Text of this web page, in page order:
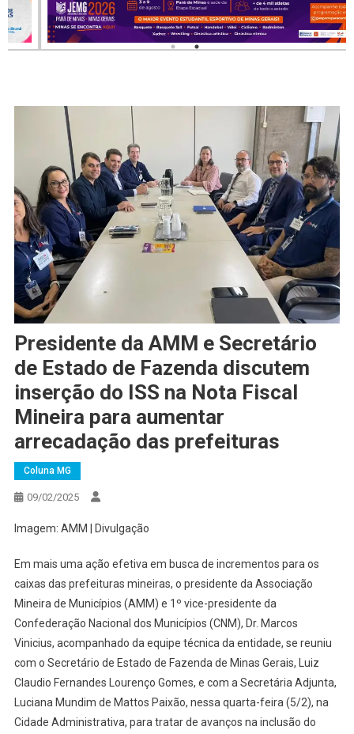
Presidente da AMM e Secretário
de Estado de Fazenda discutem
inserção do ISS na Nota Fiscal
Mineira para aumentar
arrecadação das prefeituras
Coluna MG
09/02/2025
Imagem: AMM | Divulgação
Em mais uma ação efetiva em busca de incrementos para os
caixas das prefeituras mineiras, o presidente da Associação
Mineira de Municípios (AMM) e 1º vice-presidente da
Confederação Nacional dos Municípios (CNM), Dr. Marcos
Vinicius, acompanhado da equipe técnica da entidade, se reuniu
com o Secretário de Estado de Fazenda de Minas Gerais, Luiz
Claudio Fernandes Lourenço Gomes, e com a Secretária Adjunta,
Luciana Mundim de Mattos Paixão, nessa quarta-feira (5/2), na
Cidade Administrativa, para tratar de avanços na inclusão do